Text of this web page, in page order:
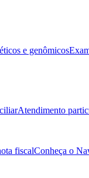
e genômicos
Atendimento
fiscalConheça o